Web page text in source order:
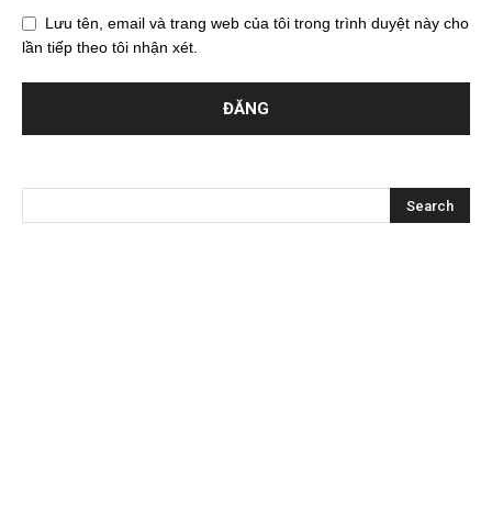
Lưu tên, email và trang web của tôi trong trình duyệt này cho
lần tiếp theo tôi nhận xét.